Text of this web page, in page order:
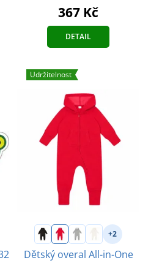
367 Kč
DETAIL
Udržitelnost
+2
Dětský overal All-in-One